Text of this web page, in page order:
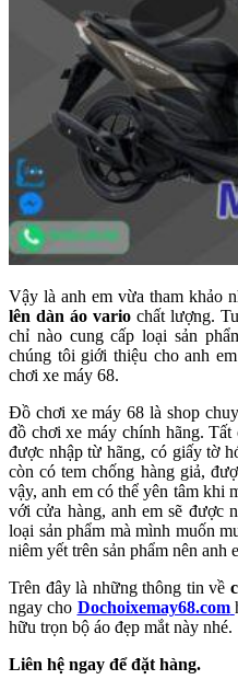
Vậy là anh em vừa tham khảo
lên dàn áo vario chất lượng.
chỉ nào cung cấp loại sản
chúng tôi giới thiệu cho anh
chơi xe máy 68.
Đồ chơi xe máy 68 là shop
đồ chơi xe máy chính hãng. Tất
được nhập từ hãng, có giấy tờ
còn có tem chống hàng giả,
vậy, anh em có thể yên tâm khi
với cửa hàng, anh em sẽ được
loại sản phẩm mà mình muốn
niêm yết trên sản phẩm nên anh
Trên đây là những thông tin về
ngay cho Dochoixemay68.com
hữu trọn bộ áo đẹp mắt này nhé.
Liên hệ ngay để đặt hàng.